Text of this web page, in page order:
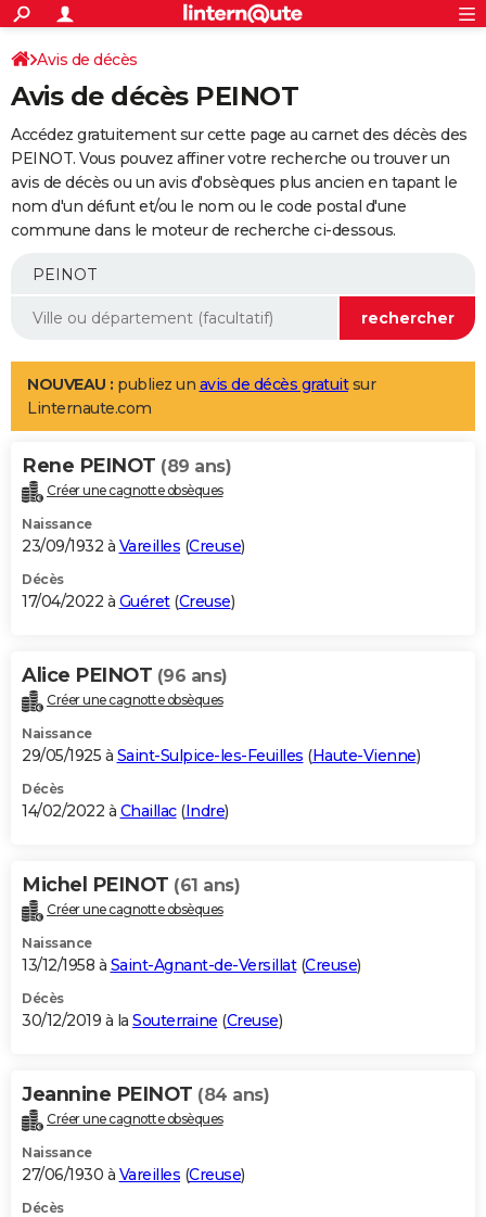
ACTUALITÉS
Politique
Société
Faits Divers
Education
Monde
Villes
+
SPORT
Coupe du monde 2026
Football
Tennis
Cyclisme
Rugby
Forum
Programme TV
TNT
Streaming
Cinéma
Sorties cinéma
Musique
+
FINANCE
Retraite
Epargne
Immobilier
Risques naturels par ville
Banque
Assurance
AUTO
Essais
Réserver un essai
Citadines
Berlines
SUV
Forum auto
+
Mobiles
Meilleur smartphone
Internet
Ordinateurs
Jeux vidéo
Guide high-tech
Aménagement intérieur
LIFESTYLE
Art de vivre
Bien-être
Loisirs
Mode
Modes de vie
Alimentation
Guide de la santé
Maladies
Médicaments
Sommeil
VOYAGE
Destinations
City break
Voyage nature
Voyage de noces
Forum
Climat
+PHOTO
GUIDES D'ACHAT
BONS PLANS
Carte de Noël
Carte Bonne année
Carte Saint-Valentin
Carte Pâques
Carte d'anniversaire
DICTIONNAIRE
Dictionnaire
Biographies
Citations
Expressions
Proverbes
PROGRAMME TV
S'inscrire
Se connecter
Lycées
Collèges
Primaires
Universités
Entreprises
Service militaire
Avis de recherche
AVIS DE DÉCÈS
Bricolage
Lifestyle
Culture
Sport
Auto
Television
Voyage
Cinema
Avis de décès
Avis de décès PEINOT
Accédez gratuitement sur cette page au carnet des décès des
PEINOT. Vous pouvez affiner votre recherche ou trouver un
avis de décès ou un avis d'obsèques plus ancien en tapant le
nom d'un défunt et/ou le nom ou le code postal d'une
commune dans le moteur de recherche ci-dessous.
NOUVEAU : publiez un avis de décès gratuitsur
Linternaute.com
Rene PEINOT (89 ans)
Créer une cagnotte obsèques
Naissance
23/09/1932 à Vareilles (Creuse)
Décès
17/04/2022 à Guéret(Creuse)
Alice PEINOT (96 ans)
Créer une cagnotte obsèques
Naissance
29/05/1925 à Saint-Sulpice-les-Feuilles (Haute-Vienne)
Décès
14/02/2022 à Chaillac(Indre)
Michel PEINOT (61 ans)
Créer une cagnotte obsèques
Naissance
13/12/1958 à Saint-Agnant-de-Versillat(Creuse)
Décès
30/12/2019 à la Souterraine (Creuse)
Jeannine PEINOT (84 ans)
Créer une cagnotte obsèques
Naissance
27/06/1930 à Vareilles (Creuse)
Décès